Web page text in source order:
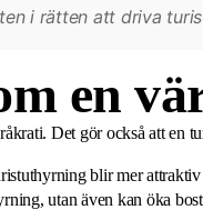
i rätten att driva
en
Det gör också att en
blir mer
utan även kan öka